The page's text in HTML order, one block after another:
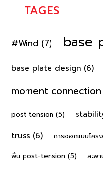
TAGES
#Wind (7) base
base plate design (6)
moment connection
post tension (5)
truss (6) การออกแบบโคร
พื้น post-tension (5) สะพ